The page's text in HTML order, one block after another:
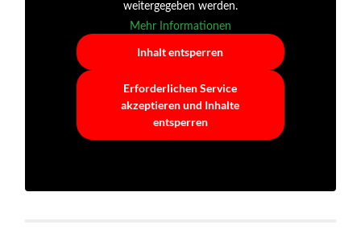
weitergegeben werden.
Mehr Informationen
Inhalt entsperren
Erforderlichen Service
akzeptieren und Inhalte
entsperren